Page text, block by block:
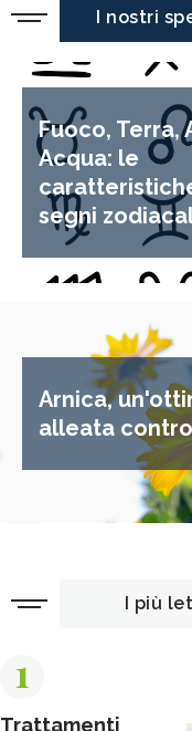
I nostri
Fuoco, Terra,
Acqua: le
segni
Arnica,
alleata
I più
1
Trattamenti